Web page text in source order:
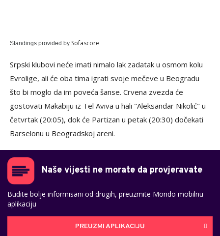
Standings provided by Sofascore
Srpski klubovi neće imati nimalo lak zadatak u osmom kolu
Evrolige, ali će oba tima igrati svoje mečeve u Beogradu
što bi moglo da im poveća šanse. Crvena zvezda će
gostovati Makabiju iz Tel Aviva u hali "Aleksandar Nikolić" u
četvrtak (20:05), dok će Partizan u petak (20:30) dočekati
Barselonu u Beogradskoj areni.
Naše vijesti ne morate da provjeravate
Budite bolje informisani od drugih, preuzmite Mondo mobilnu
aplikaciju
PREUZMI APLIKACIJU